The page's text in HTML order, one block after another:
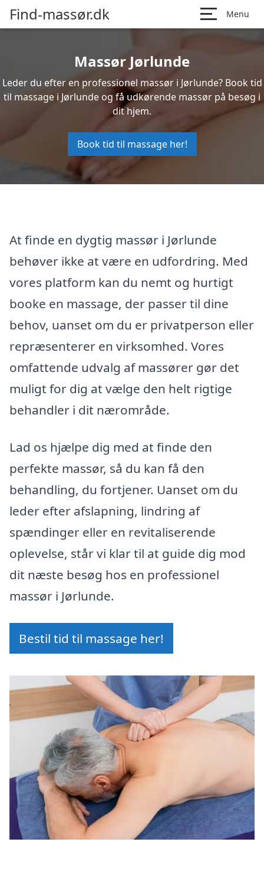
Find-massør.dk Menu
Massør Jørlunde
Leder du efter en professionel massør i Jørlunde? Book tid
til massage i Jørlunde og få udkørende massør på besøg i
dit hjem.
Book tid til massage her!
At finde en dygtig massør i Jørlunde
behøver ikke at være en udfordring. Med
vores platform kan du nemt og hurtigt
booke en massage, der passer til dine
behov, uanset om du er privatperson eller
repræsenterer en virksomhed. Vores
omfattende udvalg af massører gør det
muligt for dig at vælge den helt rigtige
behandler i dit nærområde.
Lad os hjælpe dig med at finde den
perfekte massør, så du kan få den
behandling, du fortjener. Uanset om du
leder efter afslapning, lindring af
spændinger eller en revitaliserende
oplevelse, står vi klar til at guide dig mod
dit næste besøg hos en professionel
massør i Jørlunde.
Bestil tid til massage her!